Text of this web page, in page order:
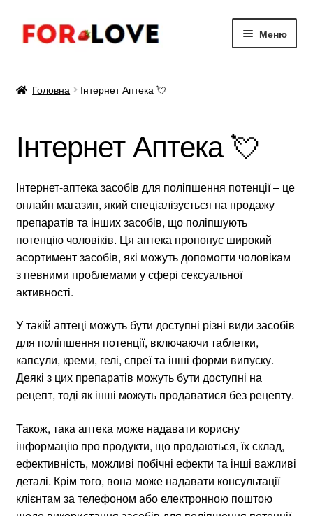
Перейти
до
Перейти
до
Меню
Для потенції 🍌
Для продовження 👍
Статті
Головна Інтернет Аптека 💘
Інтернет Аптека 💘
Інтернет-аптека засобів для поліпшення потенції – це
онлайн магазин, який спеціалізується на продажу
препаратів та інших засобів, що поліпшують
потенцію чоловіків. Ця аптека пропонує широкий
асортимент засобів, які можуть допомогти чоловікам
з певними проблемами у сфері сексуальної
активності.
У такій аптеці можуть бути доступні різні види засобів
для поліпшення потенції, включаючи таблетки,
капсули, креми, гелі, спреї та інші форми випуску.
Деякі з цих препаратів можуть бути доступні на
рецепт, тоді як інші можуть продаватися без рецепту.
Також, така аптека може надавати корисну
інформацію про продукти, що продаються, їх склад,
ефективність, можливі побічні ефекти та інші важливі
деталі. Крім того, вона може надавати консультації
клієнтам за телефоном або електронною поштою